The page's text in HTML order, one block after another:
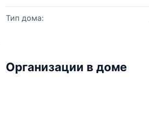
Тип дома:
Организации в доме